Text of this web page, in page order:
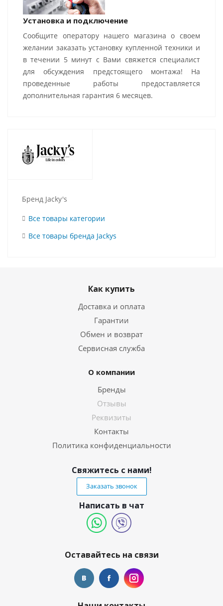
Установка и подключение
Сообщите оператору нашего магазина о своем
желании заказать установку купленной техники и
в течении 5 минут с Вами свяжется специалист
для обсуждения предстоящего монтажа! На
проведенные работы предоставляется
дополнительная гарантия 6 месяцев.
Бренд Jacky's
Все товары категории
Все товары бренда Jackys
Как купить
Доставка и оплата
Гарантии
Обмен и возврат
Сервисная служба
О компании
Бренды
Отзывы
Реквизиты
Контакты
Политика конфиденциальности
Свяжитесь с нами!
Заказать звонок
Написать в чат
Оставайтесь на связи